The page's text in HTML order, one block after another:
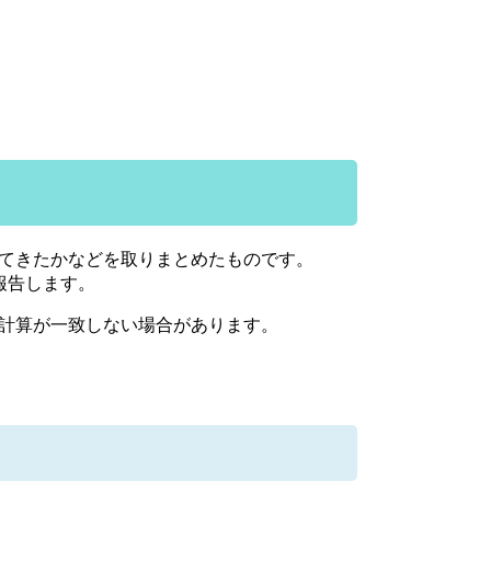
たかなどを取りまとめたものです。
します。
が一致しない場合があります。